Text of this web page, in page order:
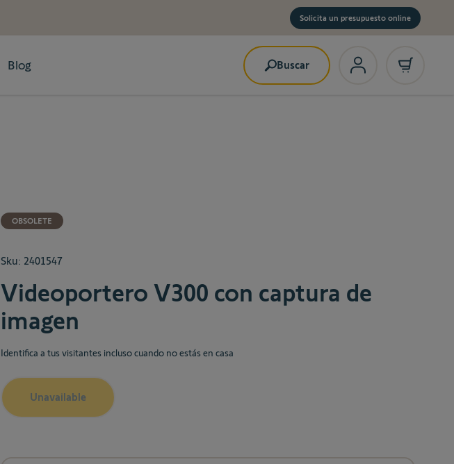
Solicita un presupuesto online
Blog Buscar
OBSOLETE
Sku: 2401547
Videoportero V300 con captura de
imagen
Identifica a tus visitantes incluso cuando no estás en casa
Unavailable